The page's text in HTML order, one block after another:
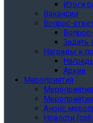
Итоги
Вакансии
Вопрос-
Задать
Награды и
Архив
Мероприятия
Мероприятия
Анонс
Новости